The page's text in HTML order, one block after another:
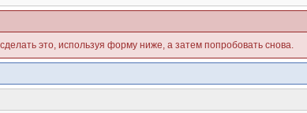
это, используя форму ниже, а затем попробовать снова.